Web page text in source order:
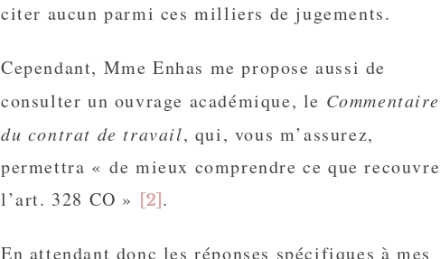
citer aucun parmi ces milliers de jugements.
Cependant, Mme Enhas me propose aussi de
consulter un ouvrage académique, le Commentaire
du contrat de travail, qui, vous m’assurez,
permettra « de mieux comprendre ce que recouvre
l’art. 328 CO »
[2] .
En attendant donc les réponses spécifiques à mes